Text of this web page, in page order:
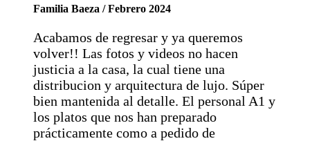
Familia Baeza / Febrero 2024
Acabamos de regresar y ya queremos
volver!! Las fotos y videos no hacen
justicia a la casa, la cual tiene una
distribucion y arquitectura de lujo. Súper
bien mantenida al detalle. El personal A1 y
los platos que nos han preparado
prácticamente como a pedido de